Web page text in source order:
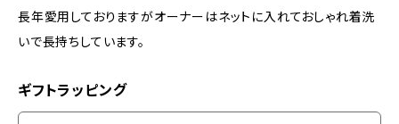
長年愛用しておりますがオーナーはネットに入れておしゃれ着洗
いで長持ちしています。
ギフトラッピング